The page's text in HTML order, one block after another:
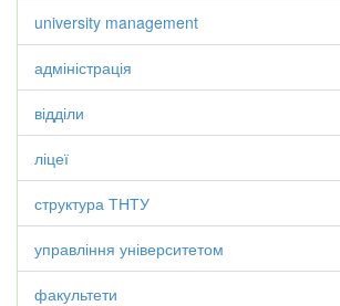
university management
адміністрація
відділи
ліцеї
структура ТНТУ
управління університетом
факультети